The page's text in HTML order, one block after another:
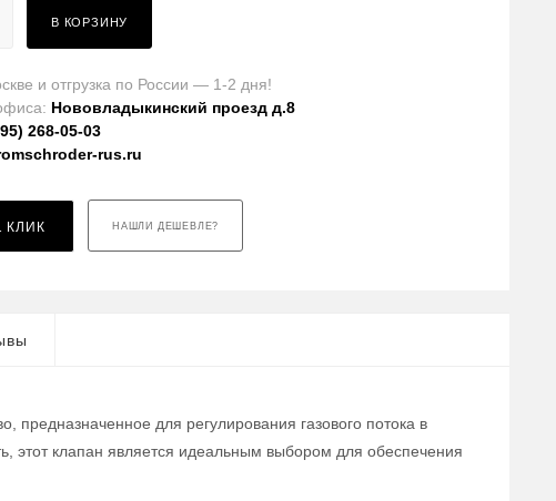
В КОРЗИНУ
и отгрузка по России — 1-2 дня!
Нововладыкинский проезд д.8
268-05-03
rus.ru
КЛИК НАШЛИ ДЕШЕВЛЕ?
предназначенное для регулирования газового потока в
этот клапан является идеальным выбором для обеспечения